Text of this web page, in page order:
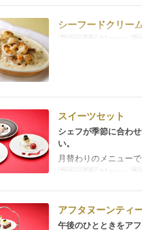
シーフードクリー
Date valide 01 mar ~
スイーツセット
シェフが季節に合わ
い。
月替わりのメニュー
Date valide 01 mar ~
アフタヌーンティ
午後のひとときをア